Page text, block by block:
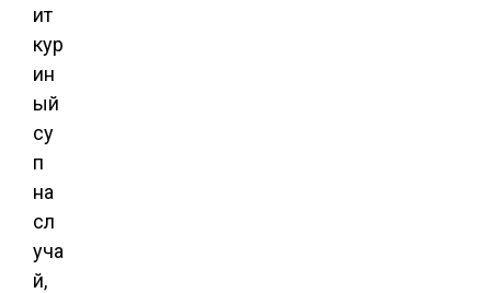
ит
кур
ин
ый
су
п
на
сл
уча
й,